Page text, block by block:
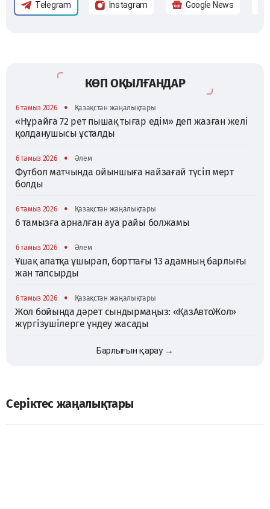
Telegram Instagram Google News
КӨП ОҚЫЛҒАНДАР
6 тамыз 2026 • Қазақстан жаңалықтары
«Нұрайға 72 рет пышақ тығар едім» деп жазған желі
қолданушысы ұсталды
6 тамыз 2026 • Әлем
Футбол матчында ойыншыға найзағай түсіп мерт
болды
6 тамыз 2026 • Қазақстан жаңалықтары
6 тамызға арналған ауа райы болжамы
6 тамыз 2026 • Әлем
Ұшақ апатқа ұшырап, борттағы 13 адамның барлығы
жан тапсырды
6 тамыз 2026 • Қазақстан жаңалықтары
Жол бойында дәрет сындырмаңыз: «ҚазАвтоЖол»
жүргізушілерге үндеу жасады
Барлығын қарау →
Серіктес жаңалықтары